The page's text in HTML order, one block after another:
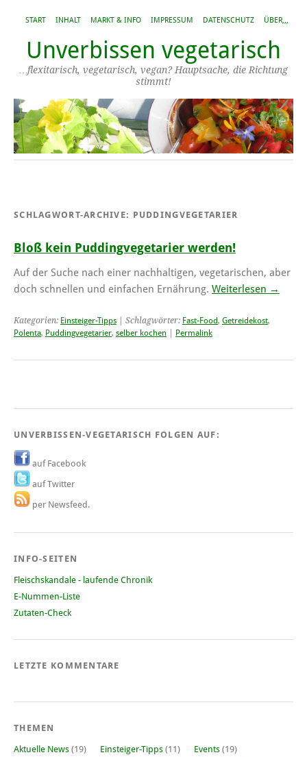
START INHALT MARKT & INFO IMPRESSUM DATENSCHUTZ ÜBER,,,
Unverbissen vegetarisch
…flexitarisch, vegetarisch, vegan? Hauptsache, die Richtung
stimmt!
SCHLAGWORT-ARCHIVE: PUDDINGVEGETARIER
Bloß kein Puddingvegetarier werden!
Auf der Suche nach einer nachhaltigen, vegetarischen, aber
doch schnellen und einfachen Ernährung. Weiterlesen →
Kategorien: Einsteiger-Tipps | Schlagwörter: Fast-Food, Getreidekost,
Polenta, Puddingvegetarier, selber kochen Permalink
UNVERBISSEN-VEGETARISCH FOLGEN AUF:
auf Facebook
auf Twitter
per Newsfeed.
INFO-SEITEN
Fleischskandale - laufende Chronik
E-Nummen-Liste
Zutaten-Check
LETZTE KOMMENTARE
THEMEN
Aktuelle News (19) Einsteiger-Tipps (11) Events (19)